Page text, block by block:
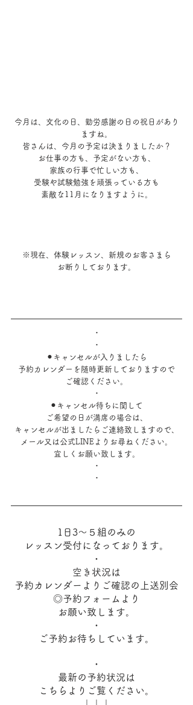
今月は、文化の日、勤労感謝の日の祝日があり
ますね。
皆さんは、今月の予定は決まりましたか？
お仕事の方も、予定がない方も、
家族の行事で忙しい方も、
受験や試験勉強を頑張っている方も
素敵な11月になりますように。
※現在、体験レッスン、新規のお客さまら
お断りしております。
・
・
⚫︎キャンセルが入りましたら
予約カレンダーを随時更新しておりますので
ご確認ください。
・
⚫︎キャンセル待ちに関して
ご希望の日が満席の場合は、
キャンセルが出ましたらご連絡致しますので、
メール又は公式LINEよりお尋ねください。
宜しくお願い致します。
・
・
1日3～５組のみの
レッスン受付になっております。
・
空き状況は
予約カレンダーよりご確認の上送別会
◎予約フォームより
お願い致します。
・
ご予約お待ちしています。
・
最新の予約状況は
こちらよりご覧ください。